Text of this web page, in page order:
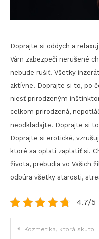
Doprajte si oddych a
Vám zabezpečí nerušené
nebude rušiť. Všetky
aktívne. Doprajte si to, po
niesť prirodzeným
celkom prirodzená,
neodkladajte. Doprajte si
Doprajte si erotické,
ktoré sa oplatí zaplatiť si.
života, prebudia vo Vašich
odbúra všetky starosti,
4.7/5
Navigace
Kozmetika, ktorá skutočne spĺňa svoje sľuby?